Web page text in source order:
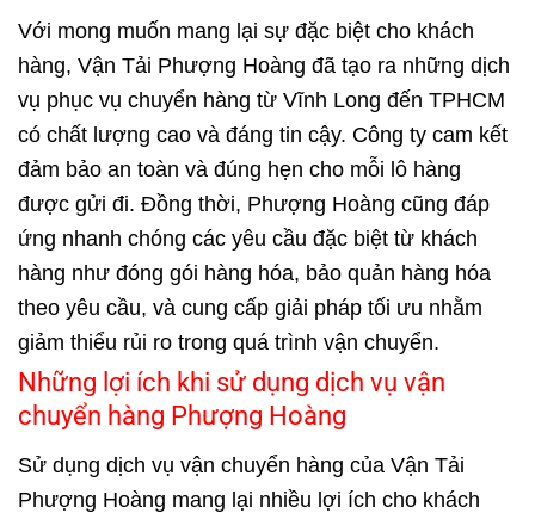
Với mong muốn mang lại sự đặc biệt cho khách
hàng, Vận Tải Phượng Hoàng đã tạo ra những dịch
vụ phục vụ chuyển hàng từ Vĩnh Long đến TPHCM
có chất lượng cao và đáng tin cậy. Công ty cam kết
đảm bảo an toàn và đúng hẹn cho mỗi lô hàng
được gửi đi. Đồng thời, Phượng Hoàng cũng đáp
ứng nhanh chóng các yêu cầu đặc biệt từ khách
hàng như đóng gói hàng hóa, bảo quản hàng hóa
theo yêu cầu, và cung cấp giải pháp tối ưu nhằm
giảm thiểu rủi ro trong quá trình vận chuyển.
Những lợi ích khi sử dụng dịch vụ vận
chuyển hàng Phượng Hoàng
Sử dụng dịch vụ vận chuyển hàng của Vận Tải
Phượng Hoàng mang lại nhiều lợi ích cho khách